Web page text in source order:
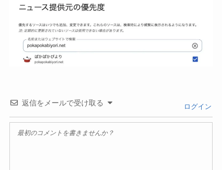
返信をメールで受け取る ログイン